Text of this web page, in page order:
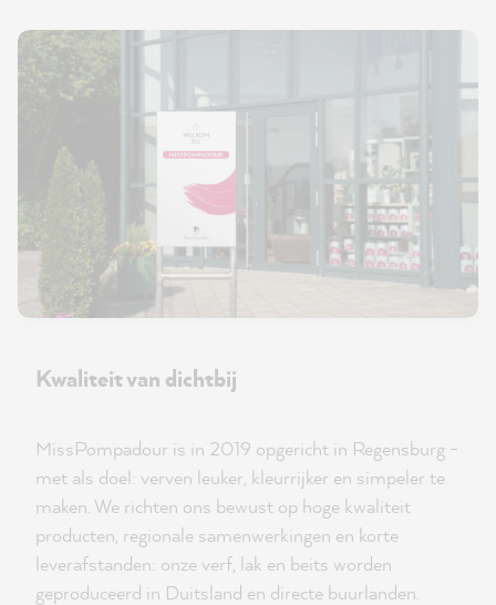
Kwaliteit van dichtbij
MissPompadour is in 2019 opgericht in Regensburg -
met als doel: verven leuker, kleurrijker en simpeler te
maken. We richten ons bewust op hoge kwaliteit
producten, regionale samenwerkingen en korte
leverafstanden: onze verf, lak en beits worden
geproduceerd in Duitsland en directe buurlanden.